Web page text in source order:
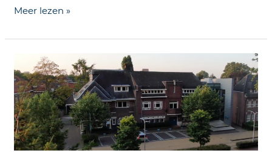
Meer lezen »
Compensatie
transitievergoeding
na
langdurige
ziekte:
alles
wat